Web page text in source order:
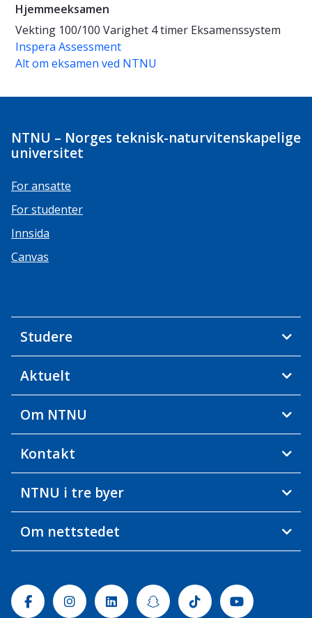
Hjemmeeksamen
Vekting 100/100 Varighet 4 timer Eksamenssystem
Inspera Assessment
Alt om eksamen ved NTNU
NTNU – Norges teknisk-naturvitenskapelige
universitet
For ansatte
For studenter
Innsida
Canvas
Studere
Aktuelt
Om NTNU
Kontakt
NTNU i tre byer
Om nettstedet
FacebookInstagramLinkedinSnapchatTiktok Youtube